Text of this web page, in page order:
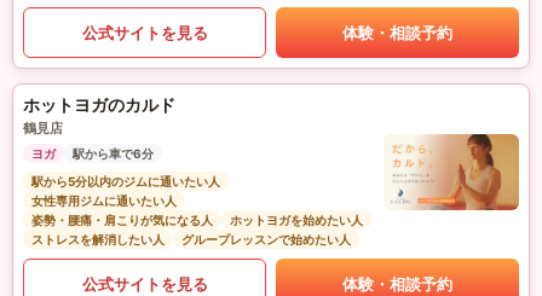
公式サイトを見る 体験・相談予約
ホットヨガのカルド
鶴見店
ヨガ
駅から車で6分
駅から5分以内のジムに通いたい人
女性専用ジムに通いたい人
姿勢・腰痛・肩こりが気になる人
ホットヨガを始めたい人
ストレスを解消したい人
グループレッスンで始めたい人
公式サイトを見る 体験・相談予約